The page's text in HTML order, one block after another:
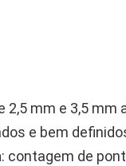
2,5 mm e 3,5 mm
e bem
: contagem de